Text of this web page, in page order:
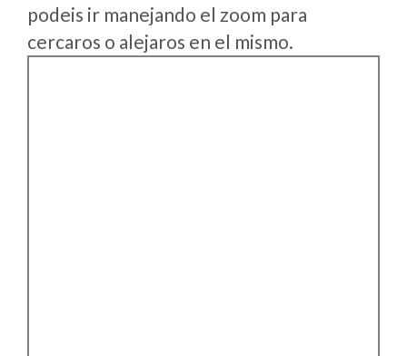
podeis ir manejando el zoom para
cercaros o alejaros en el mismo.